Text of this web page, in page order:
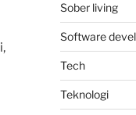
Sober living
Software
Tech
Teknologi